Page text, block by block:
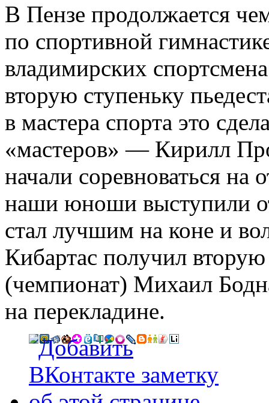
В Пензе продолжается
по спортивной
владимирских
вторую ступеньку
в мастера спорта это
«мастеров» — Кирилл
начали соревноваться на
наши юноши выступили
стал лучшим на коне и
Кибартас получил
(чемпионат) Михаил
на перекладине.